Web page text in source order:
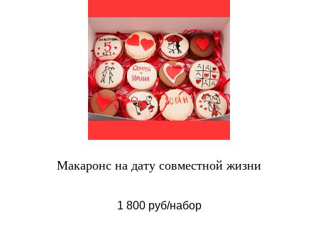
Макаронс на дату совместной жизни
1 800 руб/набор